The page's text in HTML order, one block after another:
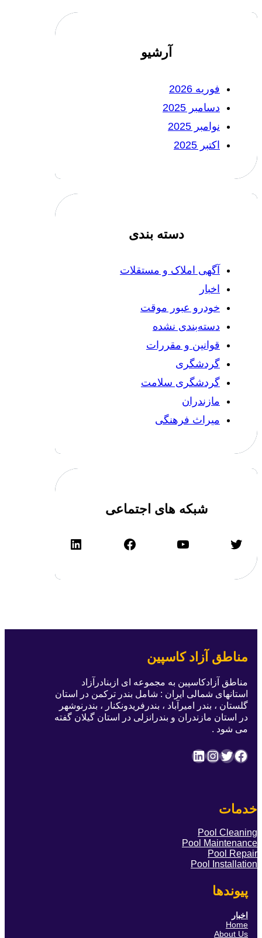
آرشیو
فوریه 2026
دسامبر 2025
نوامبر 2025
اکتبر 2025
دسته بندی
آگهی املاک و مستقلات
اخبار
خودرو عبور موقت
دسته‌بندی نشده
قوانین و مقررات
گردشگری
گردشگری سلامت
مازندران
میراث فرهنگی
شبکه های اجتماعی
توییتر یوتیوب فیس‌بوک لینکداین
مناطق آزاد کاسپین
مناطق آزادکاسپین به مجموعه ای ازبنادرآزاد
استانهای شمالی ایران : شامل بندر ترکمن در استان
گلستان ، بندر امیرآباد ، بندرفریدونکنار ، بندرنوشهر
در استان مازندران و بندرانزلی در استان گیلان گفته
می شود .
فیس‌بوکتوییتر اینستاگرم لینکداین
خدمات
Pool Cleaning
Pool Maintenance
Pool Repair
Pool Installation
پیوندها
اخبار
Home
About Us